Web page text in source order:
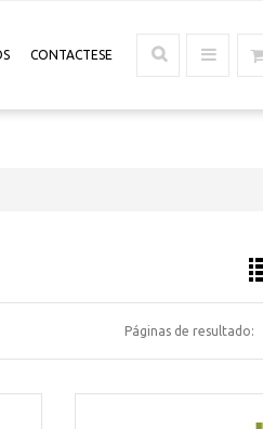
CONTACTESE
Páginas de resultado: